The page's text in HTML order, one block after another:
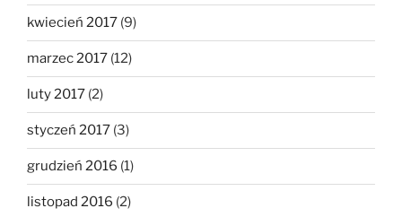
kwiecień 2017 (9)
marzec 2017 (12)
luty 2017 (2)
styczeń 2017 (3)
grudzień 2016 (1)
listopad 2016 (2)